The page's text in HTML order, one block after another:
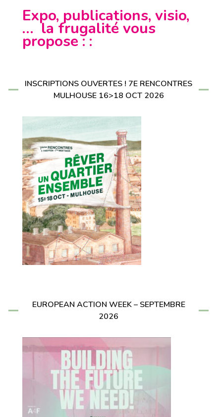
Expo, publications, visio,
… la frugalité vous
propose : :
INSCRIPTIONS OUVERTES ! 7E RENCONTRES
MULHOUSE 16>18 OCT 2026
EUROPEAN ACTION WEEK – SEPTEMBRE
2026